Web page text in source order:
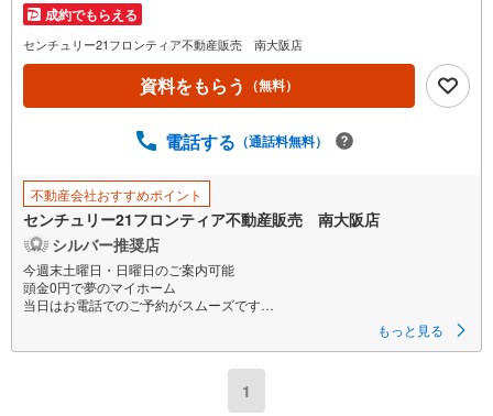
成約でもらえる
センチュリー21フロンティア不動産販売 南大阪店
資料をもらう （無料）
電話する （通話料無料）
不動産会社おすすめポイント
センチュリー21フロンティア不動産販売 南大阪店
シルバー推奨店
今週末土曜日・日曜日のご案内可能
頭金0円で夢のマイホーム
当日はお電話でのご予約がスムーズです
立地
・大阪メトロ谷町線「喜連瓜破駅」歩12分（910m）
・近鉄南大阪線「矢田駅」歩15分（1190m）
もっと見る
1